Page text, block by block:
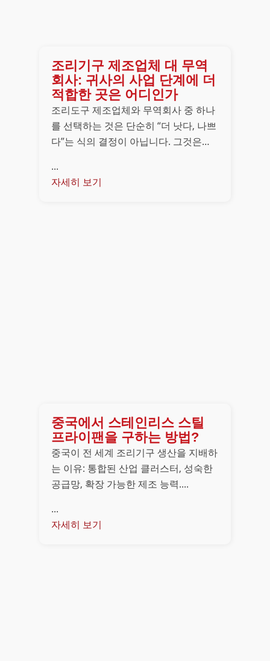
조리기구 제조업체 대 무역
회사: 귀사의 사업 단계에 더
적합한 곳은 어디인가
조리도구 제조업체와 무역회사 중 하나
를 선택하는 것은 단순히 “더 낫다, 나쁘
다”는 식의 결정이 아닙니다. 그것은…
...
자세히 보기
중국에서 스테인리스 스틸
프라이팬을 구하는 방법?
중국이 전 세계 조리기구 생산을 지배하
는 이유: 통합된 산업 클러스터, 성숙한
공급망, 확장 가능한 제조 능력....
...
자세히 보기